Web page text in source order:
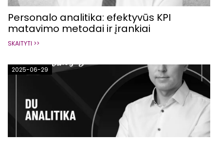
Personalo analitika: efektyvūs KPI
matavimo metodai ir įrankiai
SKAITYTI >>
2025-06-29